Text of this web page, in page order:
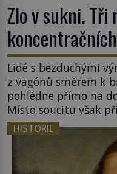
Zlo v sukni. Tři
Lidé s bezduchými
z vagónů směrem k
pohlédne přímo na
Místo soucitu však
posílá rovnou do
Rudolf Höss
1979) či Heinrich
o koho se historie
HISTORIE